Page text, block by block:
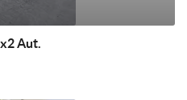
Aut.